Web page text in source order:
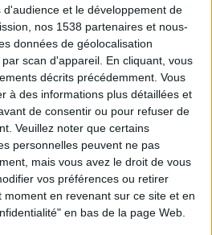
et le développement de
nos 1538 partenaires et nous-
données de géolocalisation
par scan d'appareil. En cliquant, vous
décrits précédemment. Vous
à des informations plus détaillées et
de consentir ou pour refuser de
Veuillez noter que certains
personnelles peuvent ne pas
mais vous avez le droit de vous
vos préférences ou retirer
en revenant sur ce site et en
en bas de la page Web.